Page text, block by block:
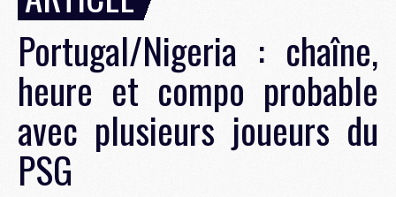
Portugal/Nigeria : chaîne,
heure et compo probable
avec plusieurs joueurs du
PSG